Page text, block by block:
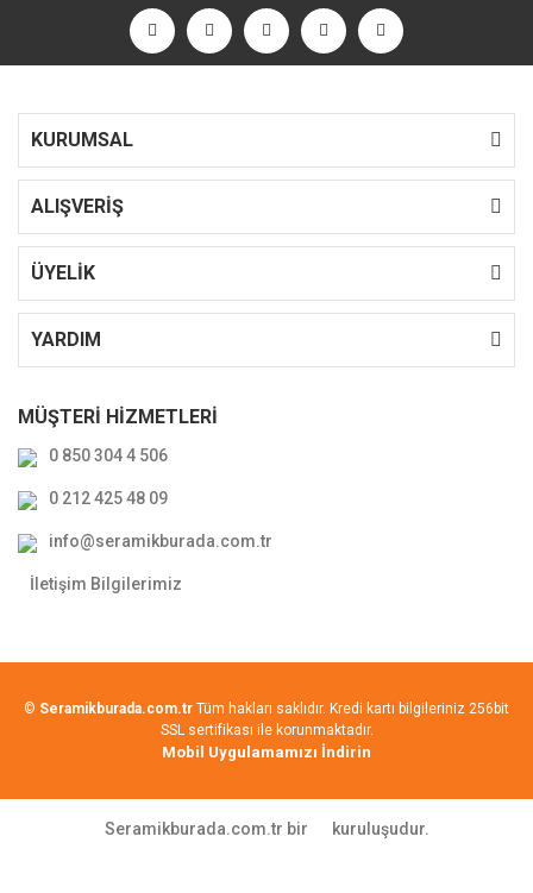
KURUMSAL
ALIŞVERİŞ
ÜYELİK
YARDIM
MÜŞTERİ HİZMETLERİ
0 850 304 4 506
0 212 425 48 09
info@seramikburada.com.tr
İletişim Bilgilerimiz
© Seramikburada.com.tr Tüm hakları saklıdır. Kredi kartı bilgileriniz 256bit
SSL sertifikası ile korunmaktadır.
Mobil Uygulamamızı İndirin
Seramikburada.com.tr bir kuruluşudur.